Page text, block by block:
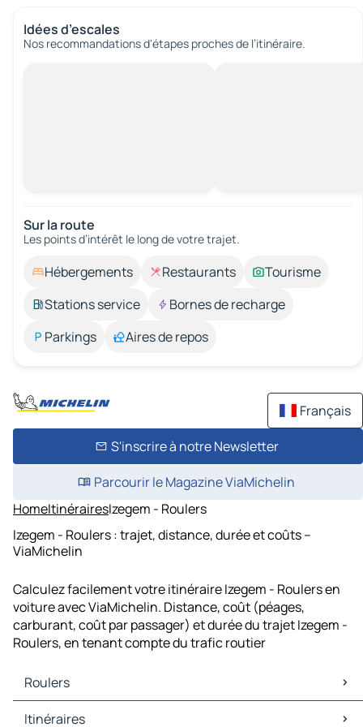
Idées d’escales
Nos recommandations d'étapes proches de l’itinéraire.
Sur la route
Les points d’intérêt le long de votre trajet.
Hébergements Restaurants
Tourisme
Stations service
Bornes de recharge
Parkings
Aires de repos
Français
S'inscrire à notre Newsletter
Parcourir le Magazine ViaMichelin
HomeItinérairesIzegem - Roulers
Izegem - Roulers : trajet, distance, durée et coûts –
ViaMichelin
Calculez facilement votre itinéraire Izegem - Roulers en
voiture avec ViaMichelin. Distance, coût (péages,
carburant, coût par passager) et durée du trajet Izegem -
Roulers, en tenant compte du trafic routier
Roulers
Roulers Cartes et plans
Itinéraires